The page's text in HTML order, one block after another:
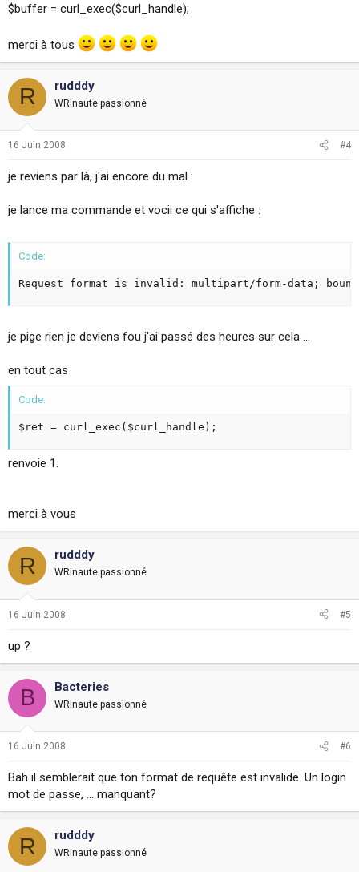
$buffer = curl_exec($curl_handle);
merci à tous
R rudddy
WRInaute passionné
16 Juin 2008 #4
je reviens par là, j'ai encore du mal :
je lance ma commande et vocii ce qui s'affiche :
Code:
Request format is invalid: multipart/form-data;
je pige rien je deviens fou j'ai passé des heures sur cela ...
en tout cas
Code:
$ret = curl_exec($curl_handle);
renvoie 1.
merci à vous
R rudddy
WRInaute passionné
16 Juin 2008 #5
up ?
B Bacteries
WRInaute passionné
16 Juin 2008 #6
Bah il semblerait que ton format de requête est invalide. Un login
mot de passe, ... manquant?
R rudddy
WRInaute passionné